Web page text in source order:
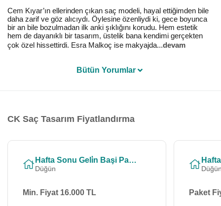
Cem Kıyar’ın ellerinden çıkan saç modeli, hayal ettiğimden bile
daha zarif ve göz alıcıydı. Öylesine özenliydi ki, gece boyunca
bir an bile bozulmadan ilk anki şıklığını korudu. Hem estetik
hem de dayanıklı bir tasarım, üstelik bana kendimi gerçekten
çok özel hissettirdi. Esra Malkoç ise makyajda...devam
Bütün Yorumlar
CK Saç Tasarım Fiyatlandırma
Hafta Sonu Geli̇n Başi Paketi̇
Düğün
Min. Fiyat 16.000 TL Paket